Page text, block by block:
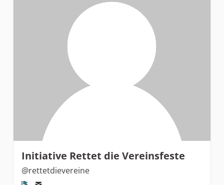
Initiative Rettet die Vereinsfeste
@rettetdievereine